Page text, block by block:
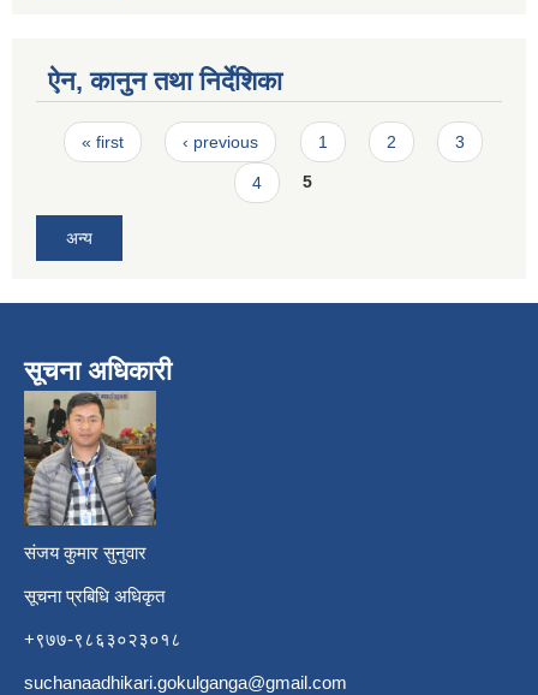
ऐन, कानुन तथा निर्देशिका
Pages
« first ‹ previous 1 2 3
4 5
अन्य
सूचना अधिकारी
संजय कुमार सुनुवार
सूचना प्रबिधि अधिकृत
+९७७-९८६३०२३०१८
suchanaadhikari.gokulganga@gmail.com